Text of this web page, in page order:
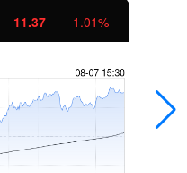
11.37 1.01%